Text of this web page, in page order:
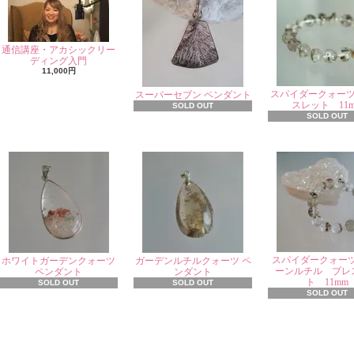
通信講座・アカシックリー
ディング入門
11,000円
スーパーセブン ペンダント
SOLD OUT
スパイダークォー
スレット
SOLD OUT
ホワイトガーデンクォーツ
ペンダント
SOLD OUT
ガーデンルチルクォーツ ペ
ンダント
SOLD OUT
スパイダークォー
ーンルチル ブレ
ト 11mm
SOLD OUT